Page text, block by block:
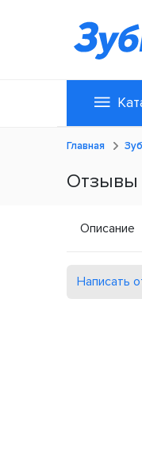
Главная
Отзывы
Описание
Написать